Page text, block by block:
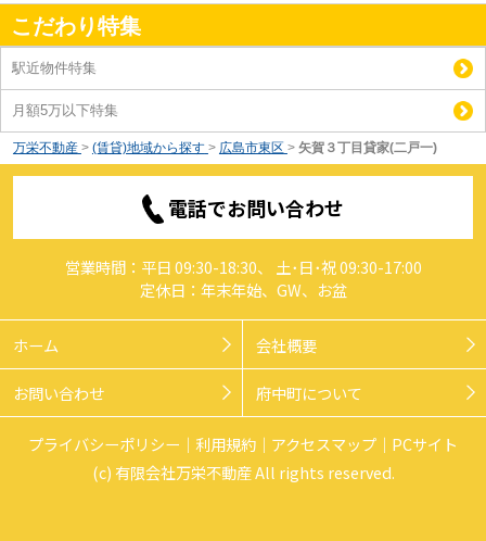
こだわり特集
駅近物件特集
月額5万以下特集
万栄不動産 > (賃貸)地域から探す > 広島市東区 > 矢賀３丁目貸家(二戸一)
電話でお問い合わせ
営業時間：平日 09:30-18:30、 土･日･祝 09:30-17:00
定休日：年末年始、GW、お盆
ホーム 会社概要
お問い合わせ 府中町について
プライバシーポリシー 利用規約 アクセスマップ
PCサイト
(c) 有限会社万栄不動産 All rights reserved.